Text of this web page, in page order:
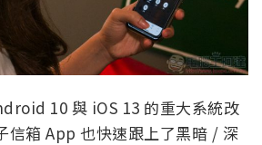
10 與 iOS 13 的重大系統改
信箱 App 也快速跟上了黑暗 / 深